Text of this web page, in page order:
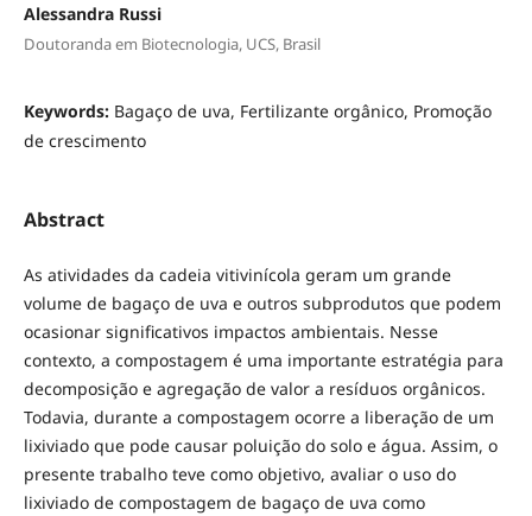
Alessandra Russi
Doutoranda em Biotecnologia, UCS, Brasil
Keywords: Bagaço de uva, Fertilizante orgânico, Promoção
de crescimento
Abstract
As atividades da cadeia vitivinícola geram um grande
volume de bagaço de uva e outros subprodutos que podem
ocasionar significativos impactos ambientais. Nesse
contexto, a compostagem é uma importante estratégia para
decomposição e agregação de valor a resíduos orgânicos.
Todavia, durante a compostagem ocorre a liberação de um
lixiviado que pode causar poluição do solo e água. Assim, o
presente trabalho teve como objetivo, avaliar o uso do
lixiviado de compostagem de bagaço de uva como